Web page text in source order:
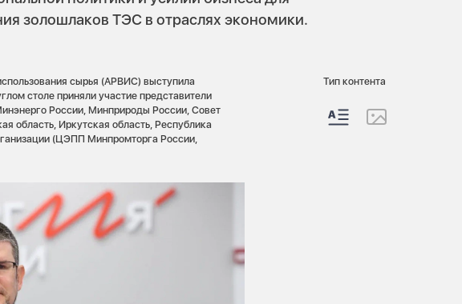
золошлаков ТЭС в отраслях экономики.
сырья (АРВИС) выступила
столе приняли участие представители
России, Минприроды России, Совет
область, Иркутская область, Республика
(ЦЭПП Минпромторга России,
Тип контента